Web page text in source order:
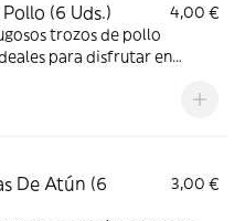
(6 Uds.)
4,00 €
trozos de pollo
para disfrutar en
De Atún (6
3,00 €